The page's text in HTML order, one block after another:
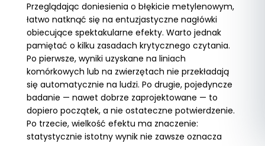
Przeglądając doniesienia o błękicie metylenowym,
łatwo natknąć się na entuzjastyczne nagłówki
obiecujące spektakularne efekty. Warto jednak
pamiętać o kilku zasadach krytycznego czytania.
Po pierwsze, wyniki uzyskane na liniach
komórkowych lub na zwierzętach nie przekładają
się automatycznie na ludzi. Po drugie, pojedyncze
badanie — nawet dobrze zaprojektowane — to
dopiero początek, a nie ostateczne potwierdzenie.
Po trzecie, wielkość efektu ma znaczenie:
statystycznie istotny wynik nie zawsze oznacza